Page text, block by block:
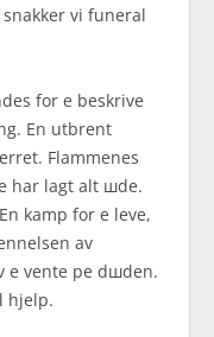
vi funeral
for е beskrive
En utbrent
Flammenes
har lagt alt шde.
kamp for е leve,
av
е vente pе dшden.
hjelp.